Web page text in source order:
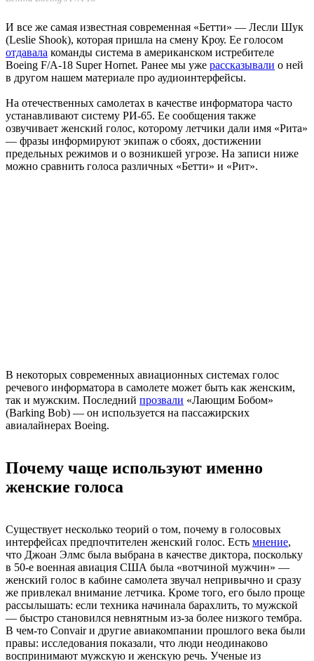
И все же самая известная современная «Бетти» — Лесли Шук
(Leslie Shook), которая пришла на смену Кроу. Ее голосом
отдавала команды система в американском истребителе
Boeing F/A-18 Super Hornet. Ранее мы уже рассказывали о ней
в другом нашем материале про аудиоинтерфейсы.
На отечественных самолетах в качестве информатора часто
устанавливают систему РИ-65. Ее сообщения также
озвучивает женский голос, которому летчики дали имя «Рита»
— фразы информируют экипаж о сбоях, достижении
предельных режимов и о возникшей угрозе. На записи ниже
можно сравнить голоса различных «Бетти» и «Рит».
В некоторых современных авиационных системах голос
речевого информатора в самолете может быть как женским,
так и мужским. Последний прозвали «Лающим Бобом»
(Barking Bob) — он используется на пассажирских
авиалайнерах Boeing.
Почему чаще используют именно
женские голоса
Существует несколько теорий о том, почему в голосовых
интерфейсах предпочтителен женский голос. Есть мнение,
что Джоан Элмс была выбрана в качестве диктора, поскольку
в 50-е военная авиация США была «вотчиной мужчин» —
женский голос в кабине самолета звучал непривычно и сразу
же привлекал внимание летчика. Кроме того, его было проще
рассылышать: если техника начинала барахлить, то мужской
— быстро становился невнятным из-за более низкого тембра.
В чем-то Convair и другие авиакомпании прошлого века были
правы: исследования показали, что люди неодинаково
воспринимают мужскую и женскую речь. Ученые из